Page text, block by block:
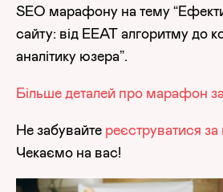
SEO марафону на тему
сайту: від EEAT алгоритму до
аналітику юзера”.
Більше деталей про марафон
Не забувайте реєструватися
Чекаємо на вас!